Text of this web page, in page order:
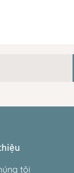
tôi